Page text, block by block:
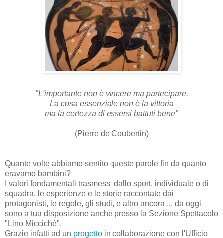
"L'importante non è vincere ma partecipare.
La cosa essenziale non è la vittoria
ma la certezza di essersi battuti bene"
(Pierre de Coubertin)
Quante volte abbiamo sentito queste parole fin da quanto
eravamo bambini?
I valori fondamentali trasmessi dallo sport, individuale o di
squadra, le esperienze e le storie raccontate dai
protagonisti, le regole, gli studi, e altro ancora ... da oggi
sono a tua disposizione anche presso la Sezione Spettacolo
"Lino Miccichè".
Grazie infatti ad un progetto in collaborazione con l'Ufficio